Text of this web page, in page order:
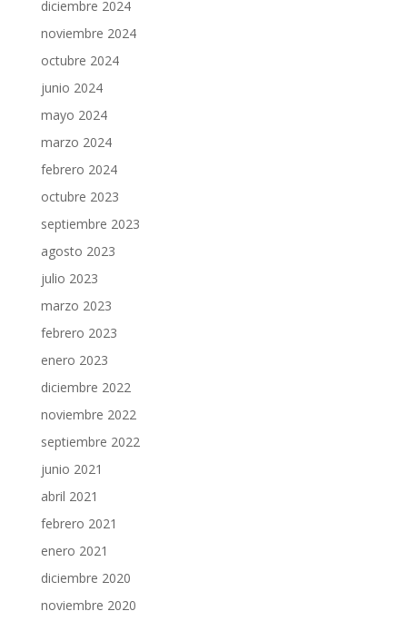
diciembre 2024
noviembre 2024
octubre 2024
junio 2024
mayo 2024
marzo 2024
febrero 2024
octubre 2023
septiembre 2023
agosto 2023
julio 2023
marzo 2023
febrero 2023
enero 2023
diciembre 2022
noviembre 2022
septiembre 2022
junio 2021
abril 2021
febrero 2021
enero 2021
diciembre 2020
noviembre 2020